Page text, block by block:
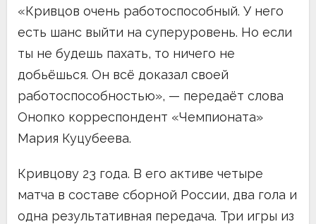
«Кривцов очень работоспособный. У него
есть шанс выйти на суперуровень. Но если
ты не будешь пахать, то ничего не
добьёшься. Он всё доказал своей
работоспособностью», — передаёт слова
Онопко корреспондент «Чемпионата»
Мария Куцубеева.
Кривцову 23 года. В его активе четыре
матча в составе сборной России, два гола и
одна результативная передача. Три игры из